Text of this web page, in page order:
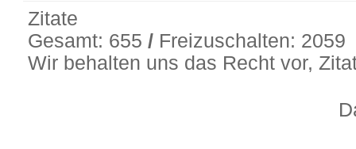
Zitate
Gesamt: 655/ Freizuschalten: 2059
Wir behalten uns das Recht vor,